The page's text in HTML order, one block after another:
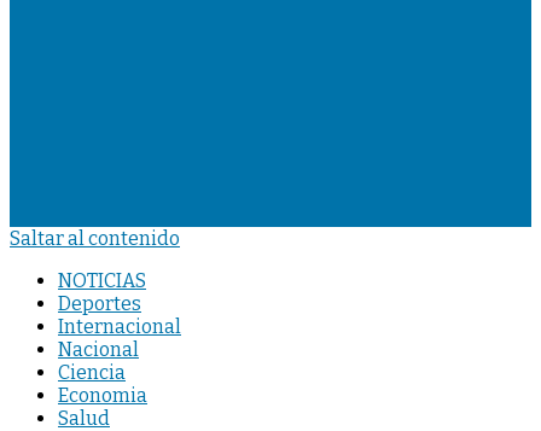
Saltar al contenido
NOTICIAS
Deportes
Internacional
Nacional
Ciencia
Economia
Salud